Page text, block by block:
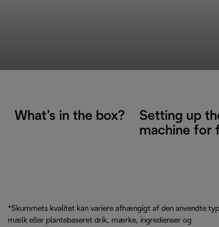
What’s in the box?
Setting up
machine for
*Skummets kvalitet kan variere afhængigt af den anvendte
mælk eller plantebaseret drik, mærke, ingredienser og